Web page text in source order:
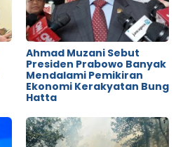
Ahmad Muzani Sebut
Presiden Prabowo Banyak
Mendalami Pemikiran
Ekonomi Kerakyatan Bung
Hatta